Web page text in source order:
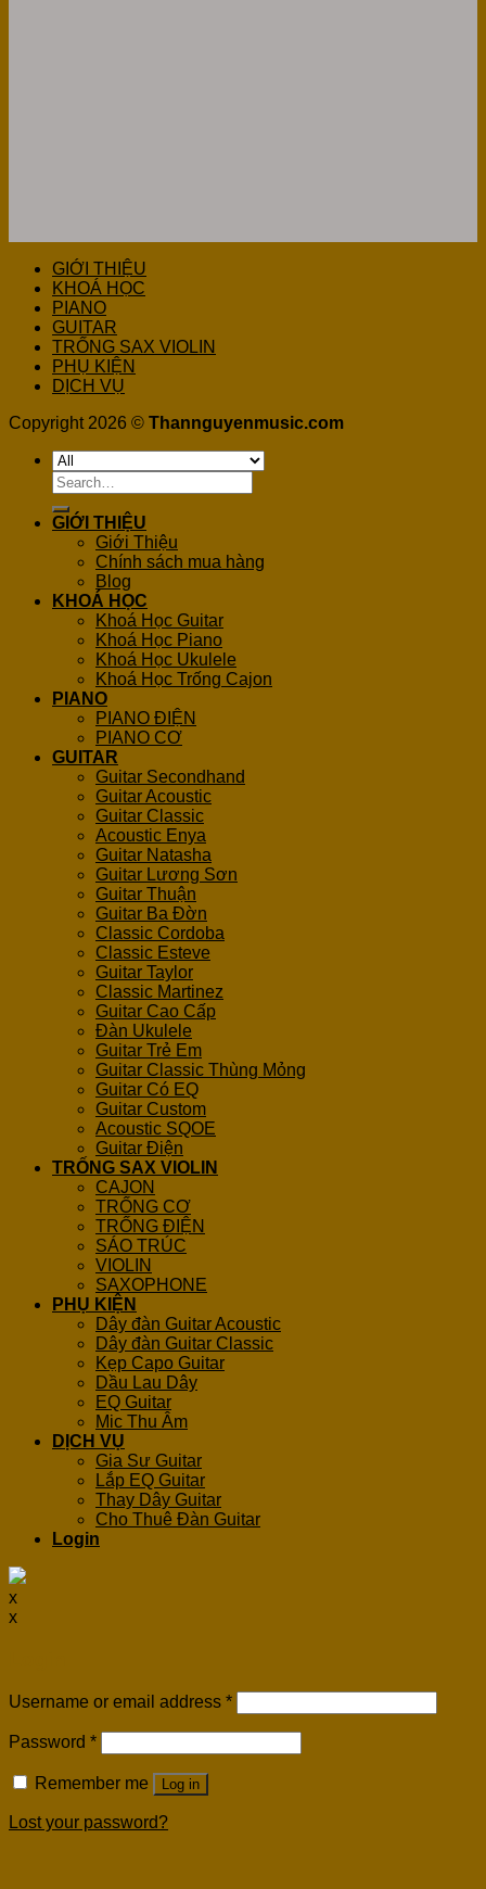
GIỚI THIỆU
KHOÁ HỌC
PIANO
GUITAR
TRỐNG SAX VIOLIN
PHỤ KIỆN
DỊCH VỤ
Copyright 2026 © Thannguyenmusic.com
Search
for:
GIỚI THIỆU
Giới Thiệu
Chính sách mua hàng
Blog
KHOÁ HỌC
Khoá Học Guitar
Khoá Học Piano
Khoá Học Ukulele
Khoá Học Trống Cajon
PIANO
PIANO ĐIỆN
PIANO CƠ
GUITAR
Guitar Secondhand
Guitar Acoustic
Guitar Classic
Acoustic Enya
Guitar Natasha
Guitar Lương Sơn
Guitar Thuận
Guitar Ba Đờn
Classic Cordoba
Classic Esteve
Guitar Taylor
Classic Martinez
Guitar Cao Cấp
Đàn Ukulele
Guitar Trẻ Em
Guitar Classic Thùng Mỏng
Guitar Có EQ
Guitar Custom
Acoustic SQOE
Guitar Điện
TRỐNG SAX VIOLIN
CAJON
TRỐNG CƠ
TRỐNG ĐIỆN
SÁO TRÚC
VIOLIN
SAXOPHONE
PHỤ KIỆN
Dây đàn Guitar Acoustic
Dây đàn Guitar Classic
Kẹp Capo Guitar
Dầu Lau Dây
EQ Guitar
Mic Thu Âm
DỊCH VỤ
Gia Sư Guitar
Lắp EQ Guitar
Thay Dây Guitar
Cho Thuê Đàn Guitar
Login
x
x
Username or email address *
Password *
Remember me Log in
Lost your password?